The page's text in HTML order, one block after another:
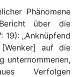
Phänomene
über die
19): „Anknüpfend
auf die
unternommenen,
Verfolgen